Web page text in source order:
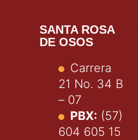
SANTA ROSA
DE OSOS
Carrera
21 No. 34 B
– 07
PBX: (57)
604 605 15